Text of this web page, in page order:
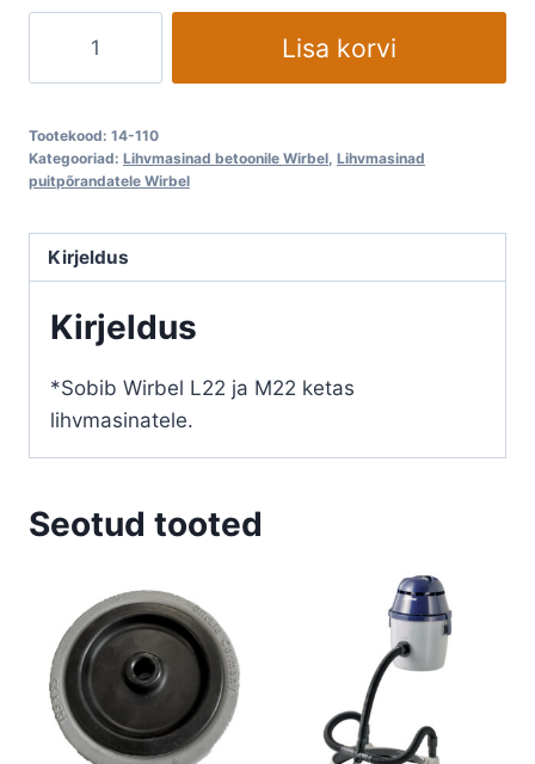
WIRBEL
lisaraskus
kogus
Lisa korvi
Tootekood: 14-110
Kategooriad: Lihvmasinad betoonile Wirbel, Lihvmasinad
puitpõrandatele Wirbel
Kirjeldus
Kirjeldus
*Sobib Wirbel L22 ja M22 ketas
lihvmasinatele.
Seotud tooted